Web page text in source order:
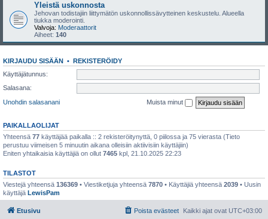
Yleistä uskonnosta
Jehovan todistajiin liittymätön uskonnollissävytteinen keskustelu. Alueella
tiukka moderointi.
Valvoja: Moderaattorit
Aiheet: 140
KIRJAUDU SISÄÄN • REKISTERÖIDY
Käyttäjätunnus:
Salasana:
Unohdin salasanani
Muista minut
PAIKALLAOLIJAT
Yhteensä 77 käyttäjää paikalla :: 2 rekisteröitynyttä, 0 piilossa ja 75 vierasta (Tieto
perustuu viimeisen 5 minuutin aikana olleisiin aktiivisiin käyttäjiin)
Eniten yhtaikaisia käyttäjiä on ollut 7465 kpl, 21.10.2025 22:23
TILASTOT
Viestejä yhteensä 136369 • Viestiketjuja yhteensä 7870 • Käyttäjiä yhteensä 2039 • Uusin
käyttäjä LewisPam
Etusivu Kaikki ajat ovat UTC+03:00
Poista evästeet